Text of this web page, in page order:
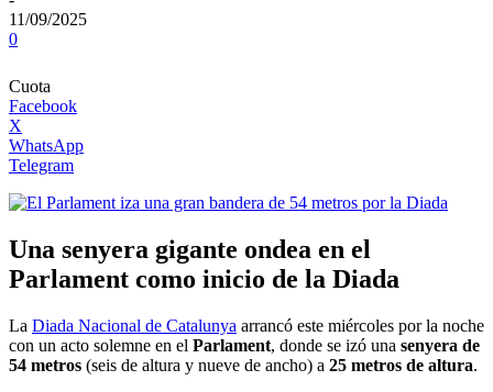
11/09/2025
0
Cuota
Facebook
X
WhatsApp
Telegram
Una senyera gigante ondea en el
Parlament como inicio de la Diada
La Diada Nacional de Catalunya arrancó este miércoles por la noche
con un acto solemne en el Parlament, donde se izó una senyera de
54 metros (seis de altura y nueve de ancho) a 25 metros de altura.